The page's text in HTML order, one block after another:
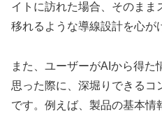
イトに訪れた場合、そのまま
移れるような導線設計を心が
また、ユーザーがAIから得た
思った際に、深堀りできるコ
です。例えば、製品の基本情